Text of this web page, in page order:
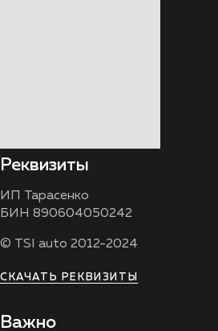
Реквизиты
ИП Тарасенко
БИН 890604050242
© TSI auto 2012-2024
СКАЧАТЬ РЕКВИЗИТЫ
Важно